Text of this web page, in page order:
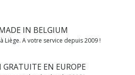
IN BELGIUM
Liège. A votre service depuis 2009 !
GRATUITE EN EUROPE